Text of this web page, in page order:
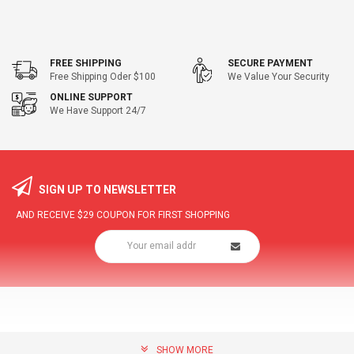
FREE SHIPPING
Free Shipping Oder $100
SECURE PAYMENT
We Value Your Security
ONLINE SUPPORT
We Have Support 24/7
SIGN UP TO NEWSLETTER
AND RECEIVE $29 COUPON FOR FIRST SHOPPING
SHOW MORE